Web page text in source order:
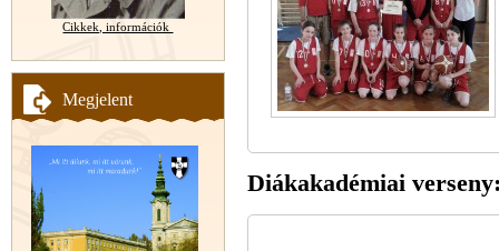
Cikkek, információk
Megjelent
Diákakadémiai